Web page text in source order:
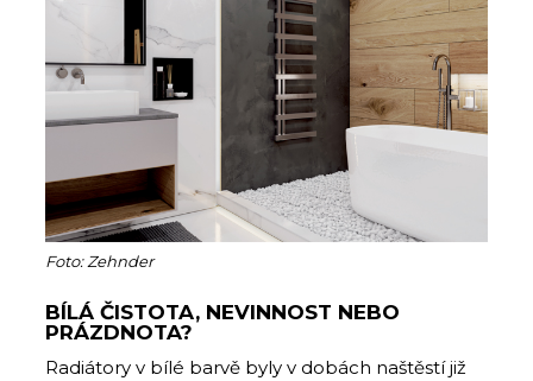
Foto: Zehnder
BÍLÁ ČISTOTA, NEVINNOST NEBO
PRÁZDNOTA?
Radiátory v bílé barvě byly v dobách naštěstí již